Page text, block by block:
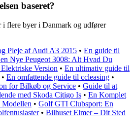
baseret?
i flere byer i Danmark og udfører
Pleje af Audi A3 2015 • En guide til
Nye Peugeot 3008: Alt Hvad Du
Version • En ultimativ guide til
• En omfattende guide til ccleasing •
for Bilkøb og Service • Guide til at
med Skoda Citigo Is • En Komplet
Modellen • Golf GTI Clubsport: En
• Bilhuset Elmer – Dit Sted